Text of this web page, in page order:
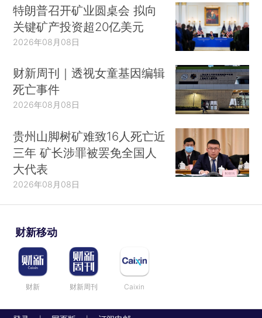
特朗普召开矿业圆桌会 拟向
关键矿产投资超20亿美元
2026年08月08日
财新周刊｜透视女童基因编辑
死亡事件
2026年08月08日
贵州山脚树矿难致16人死亡近
三年 矿长涉罪被罢免全国人
大代表
2026年08月08日
财新移动
财新 财新周刊 Caixin